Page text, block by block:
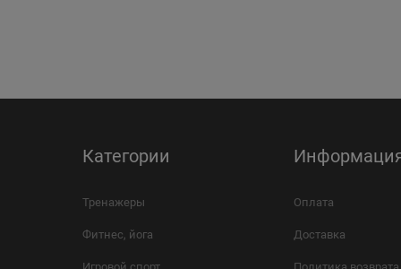
Категории
Тренажеры
Фитнес, йога
Оплата
Доставка